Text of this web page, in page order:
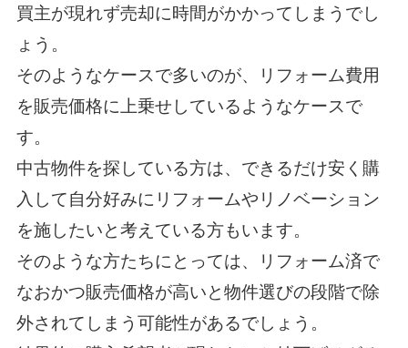
買主が現れず売却に時間がかかってしまうでし
ょう。
そのようなケースで多いのが、リフォーム費用
を販売価格に上乗せしているようなケースで
す。
中古物件を探している方は、できるだけ安く購
入して自分好みにリフォームやリノベーション
を施したいと考えている方もいます。
そのような方たちにとっては、リフォーム済で
なおかつ販売価格が高いと物件選びの段階で除
外されてしまう可能性があるでしょう。